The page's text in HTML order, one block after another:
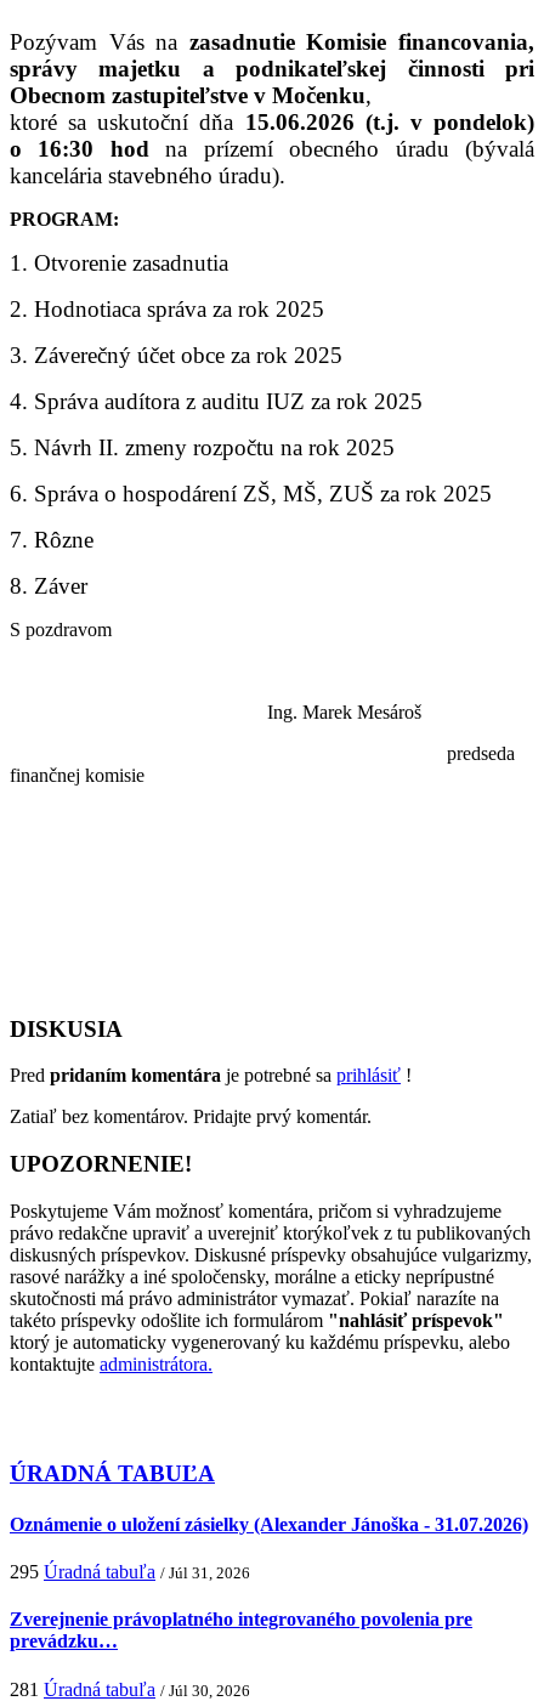
Pozývam Vás na zasadnutie Komisie financovania,
správy majetku a podnikateľskej činnosti pri
Obecnom zastupiteľstve v Močenku,
ktoré sa uskutoční dňa 15.06.2026 (t.j. v pondelok)
o 16:30 hod na prízemí obecného úradu (bývalá
kancelária stavebného úradu).
PROGRAM:
1. Otvorenie zasadnutia
2. Hodnotiaca správa za rok 2025
3. Záverečný účet obce za rok 2025
4. Správa audítora z auditu IUZ za rok 2025
5. Návrh II. zmeny rozpočtu na rok 2025
6. Správa o hospodárení ZŠ, MŠ, ZUŠ za rok 2025
7. Rôzne
8. Záver
S pozdravom
Ing. Marek Mesároš
predseda
finančnej komisie
DISKUSIA
Pred pridaním komentára je potrebné sa prihlásiť !
Zatiaľ bez komentárov. Pridajte prvý komentár.
UPOZORNENIE!
Poskytujeme Vám možnosť komentára, pričom si vyhradzujeme
právo redakčne upraviť a uverejniť ktorýkoľvek z tu publikovaných
diskusných príspevkov. Diskusné príspevky obsahujúce vulgarizmy,
rasové narážky a iné spoločensky, morálne a eticky neprípustné
skutočnosti má právo administrátor vymazať. Pokiaľ narazíte na
takéto príspevky odošlite ich formulárom "nahlásiť príspevok"
ktorý je automaticky vygenerovaný ku každému príspevku, alebo
kontaktujte administrátora.
ÚRADNÁ TABUĽA
Oznámenie o uložení zásielky (Alexander Jánoška - 31.07.2026)
295 Úradná tabuľa / Júl 31, 2026
Zverejnenie právoplatného integrovaného povolenia pre
prevádzku…
281 Úradná tabuľa / Júl 30, 2026